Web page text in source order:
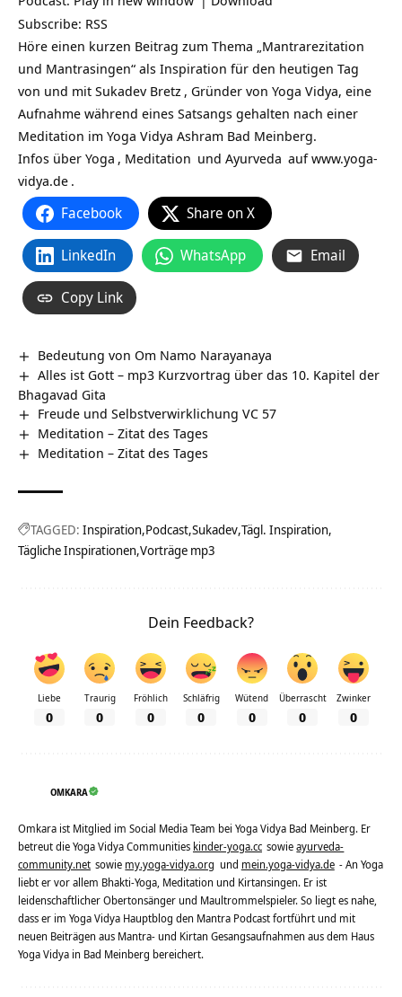
Subscribe: RSS
Höre einen kurzen Beitrag zum Thema „Mantrarezitation
und Mantrasingen“ als Inspiration für den heutigen Tag
von und mit Sukadev Bretz , Gründer von Yoga Vidya, eine
Aufnahme während eines Satsangs gehalten nach einer
Meditation im Yoga Vidya Ashram Bad Meinberg.
Infos über Yoga , Meditation und Ayurveda aufwww.yoga-
vidya.de .
Facebook Share on X
LinkedIn WhatsApp Email
Copy Link
Bedeutung von Om Namo Narayanaya
Alles ist Gott – mp3 Kurzvortrag über das 10. Kapitel der
Bhagavad Gita
Freude und Selbstverwirklichung VC 57
Meditation – Zitat des Tages
Meditation – Zitat des Tages
TAGGED: Inspiration Podcast Sukadev Tägl. Inspiration
Tägliche Inspirationen Vorträge mp3
Dein Feedback?
Liebe
0
Traurig
0
Fröhlich
0
Schläfrig
0
Wütend
0
Überrascht
0
Zwinker
0
OMKARA
Omkara ist Mitglied im Social Media Team bei Yoga Vidya Bad Meinberg. Er
betreut die Yoga Vidya Communities kinder-yoga.cc sowieayurveda-
community.net sowie my.yoga-vidya.org und mein.yoga-vidya.de - An Yoga
liebt er vor allem Bhakti-Yoga, Meditation und Kirtansingen. Er ist
leidenschaftlicher Obertonsänger und Maultrommelspieler. So liegt es nahe,
dass er im Yoga Vidya Hauptblog den Mantra Podcast fortführt und mit
neuen Beiträgen aus Mantra- und Kirtan Gesangsaufnahmen aus dem Haus
Yoga Vidya in Bad Meinberg bereichert.